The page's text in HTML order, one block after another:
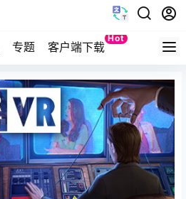
专题 客户端下载
Hot
Quest